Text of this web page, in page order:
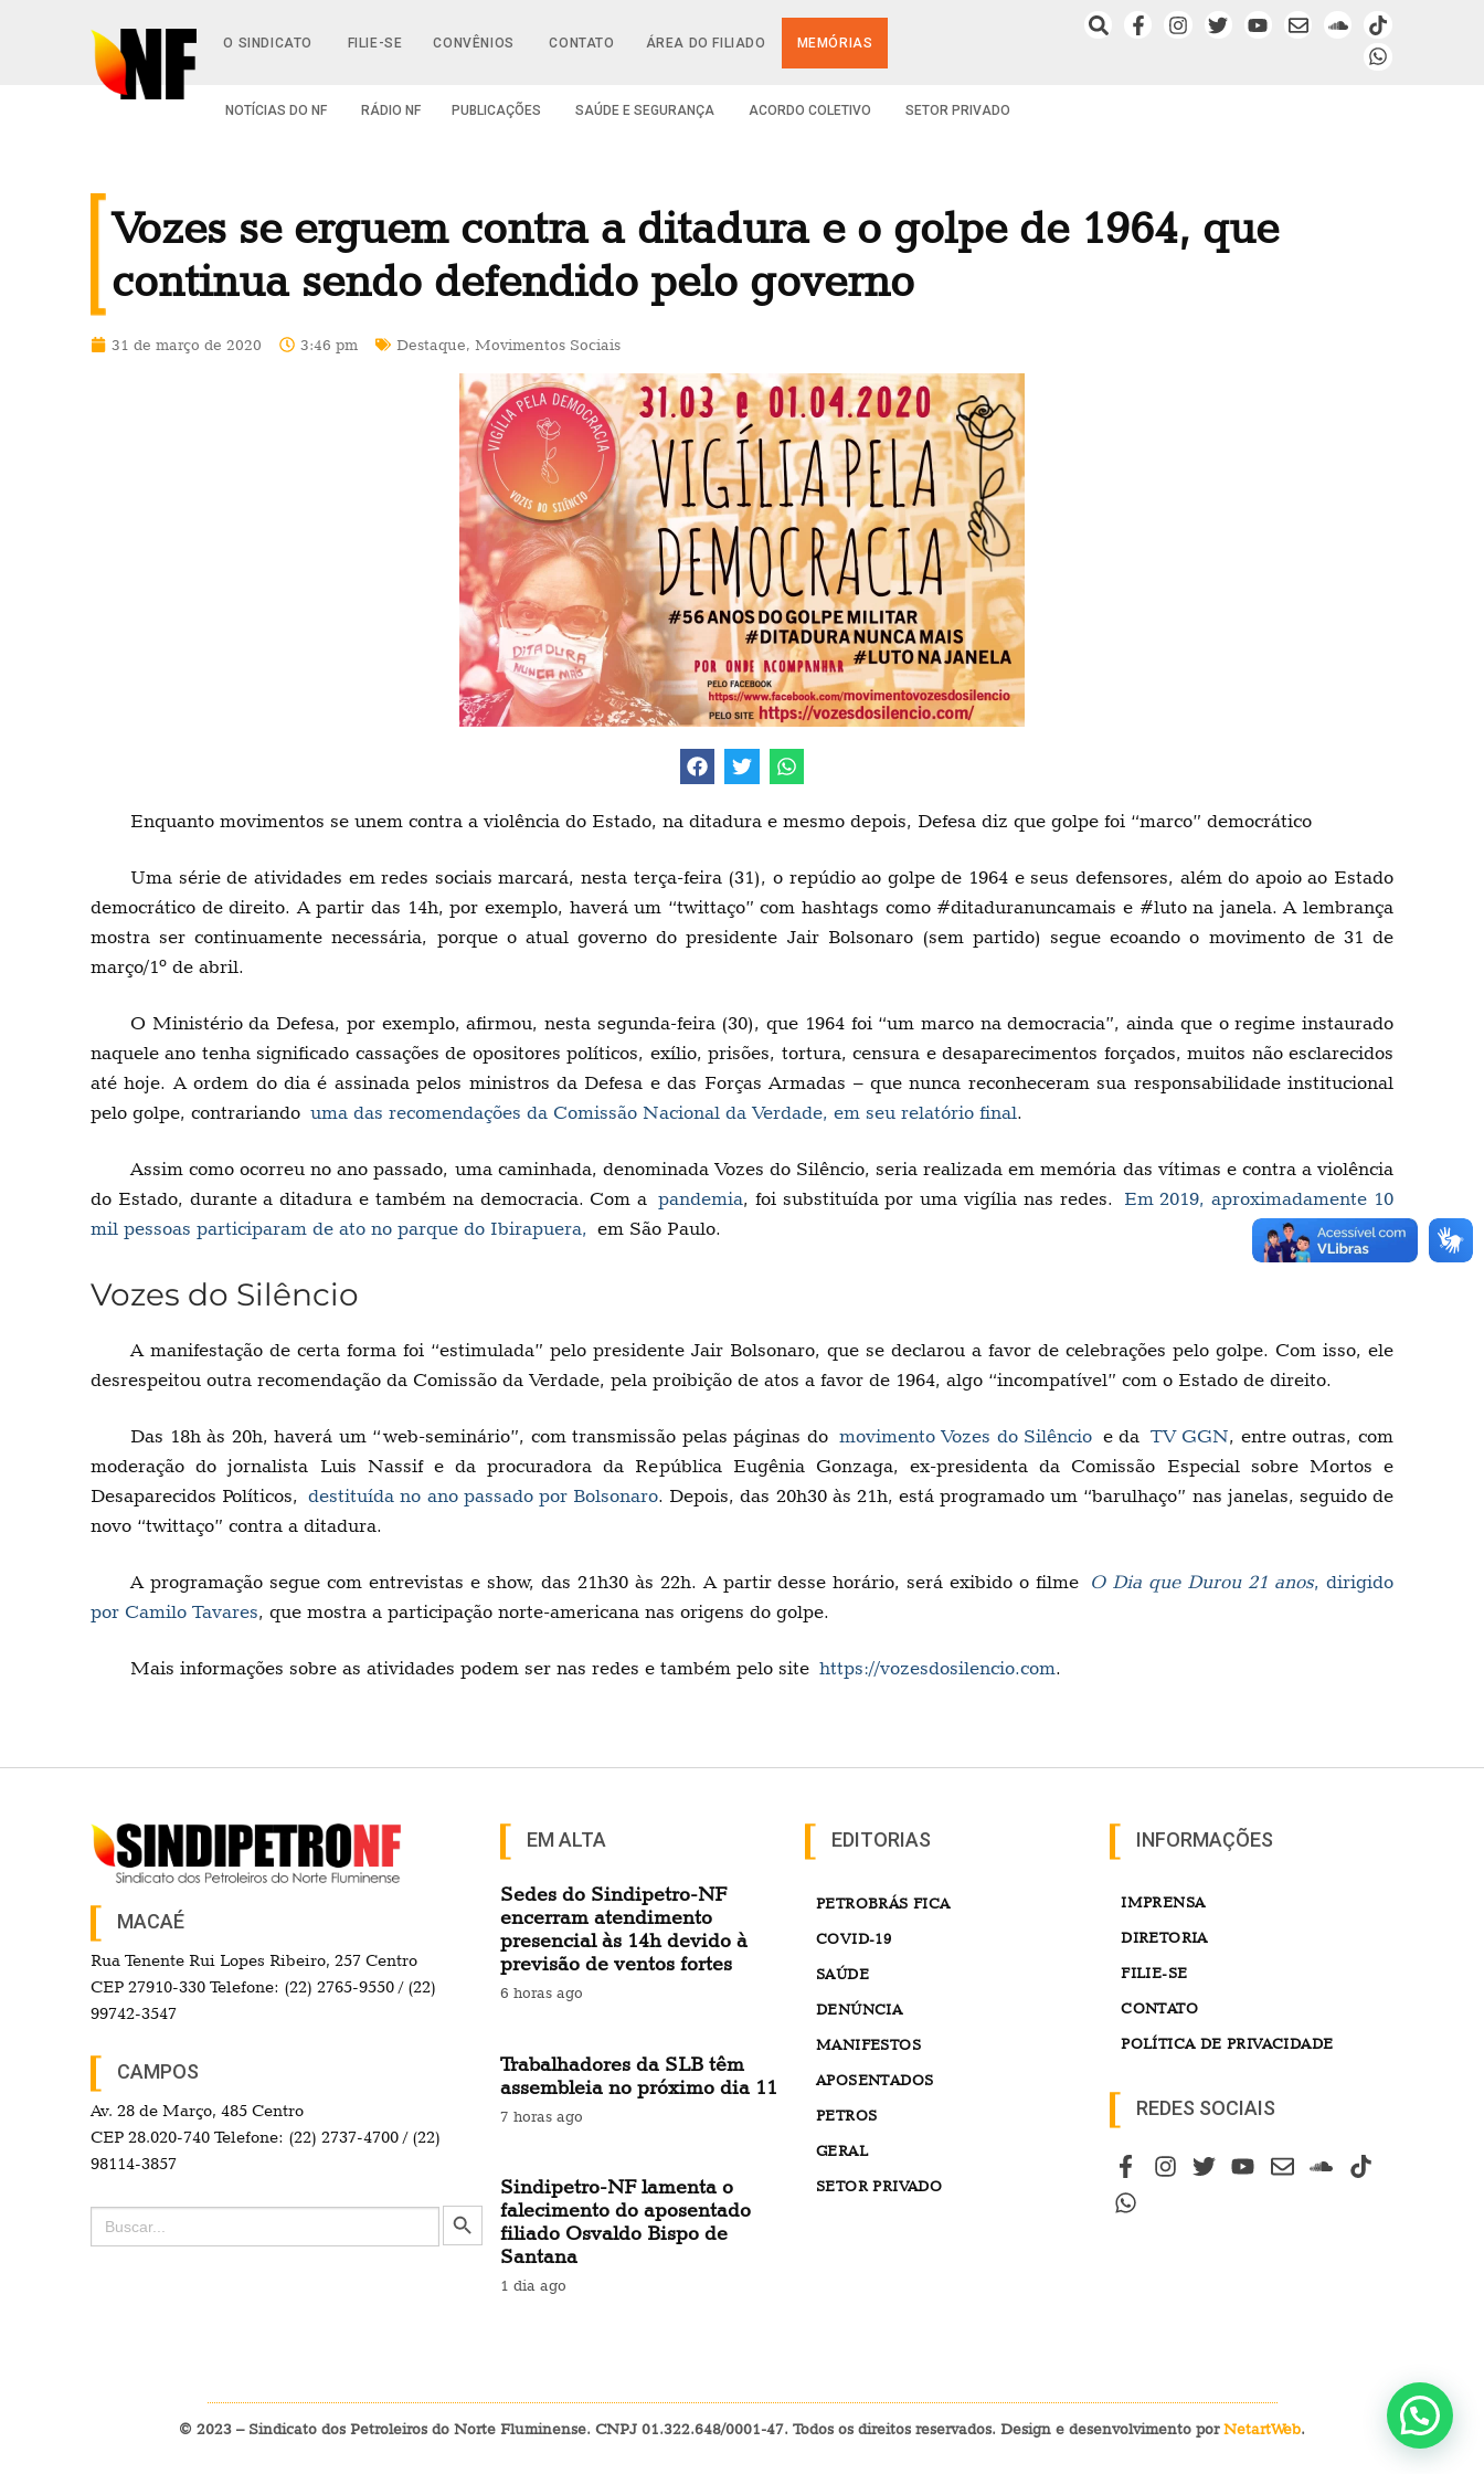
O SINDICATO FILIE-SE CONVÊNIOS CONTATO ÁREA DO FILIADO MEMÓRIAS
NOTÍCIAS DO NF RÁDIO NF PUBLICAÇÕES SAÚDE E SEGURANÇA ACORDO COLETIVO SETOR PRIVADO
Vozes se erguem contra a ditadura e o golpe de 1964, que
continua sendo defendido pelo governo
31 de março de 2020 3:46 pm Destaque, Movimentos Sociais
Enquanto movimentos se unem contra a violência do Estado, na ditadura e mesmo depois, Defesa diz que golpe foi “marco” democrático
Uma série de atividades em redes sociais marcará, nesta terça-feira (31), o repúdio ao golpe de 1964 e seus defensores, além do apoio ao Estado
democrático de direito. A partir das 14h, por exemplo, haverá um “twittaço” com hashtags como #ditaduranuncamais e #luto na janela. A lembrança
mostra ser continuamente necessária, porque o atual governo do presidente Jair Bolsonaro (sem partido) segue ecoando o movimento de 31 de
março/1º de abril.
O Ministério da Defesa, por exemplo, afirmou, nesta segunda-feira (30), que 1964 foi “um marco na democracia”, ainda que o regime instaurado
naquele ano tenha significado cassações de opositores políticos, exílio, prisões, tortura, censura e desaparecimentos forçados, muitos não esclarecidos
até hoje. A ordem do dia é assinada pelos ministros da Defesa e das Forças Armadas – que nunca reconheceram sua responsabilidade institucional
pelo golpe, contrariando uma das recomendações da Comissão Nacional da Verdade, em seu relatório final.
Assim como ocorreu no ano passado, uma caminhada, denominada Vozes do Silêncio, seria realizada em memória das vítimas e contra a violência
do Estado, durante a ditadura e também na democracia. Com a pandemia, foi substituída por uma vigília nas redes. Em 2019, aproximadamente 10
mil pessoas participaram de ato no parque do Ibirapuera, em São Paulo.
Vozes do Silêncio
A manifestação de certa forma foi “estimulada” pelo presidente Jair Bolsonaro, que se declarou a favor de celebrações pelo golpe. Com isso, ele
desrespeitou outra recomendação da Comissão da Verdade, pela proibição de atos a favor de 1964, algo “incompatível” com o Estado de direito.
Das 18h às 20h, haverá um “web-seminário”, com transmissão pelas páginas do movimento Vozes do Silêncio e da TV GGN, entre outras, com
moderação do jornalista Luis Nassif e da procuradora da República Eugênia Gonzaga, ex-presidenta da Comissão Especial sobre Mortos e
Desaparecidos Políticos,destituída no ano passado por Bolsonaro. Depois, das 20h30 às 21h, está programado um “barulhaço” nas janelas, seguido de
novo “twittaço” contra a ditadura.
A programação segue com entrevistas e show, das 21h30 às 22h. A partir desse horário, será exibido o filme O Dia que Durou 21 anos, dirigido
por Camilo Tavares, que mostra a participação norte-americana nas origens do golpe.
Mais informações sobre as atividades podem ser nas redes e também pelo site https://vozesdosilencio.com.
MACAÉ
Rua Tenente Rui Lopes Ribeiro, 257 Centro
CEP 27910-330 Telefone: (22) 2765-9550 / (22)
99742-3547
CAMPOS
Av. 28 de Março, 485 Centro
CEP 28.020-740 Telefone: (22) 2737-4700 / (22)
98114-3857
Search
for:
Search Button
EM ALTA
Sedes do Sindipetro-NF
encerram atendimento
presencial às 14h devido à
previsão de ventos fortes
6 horas ago
Trabalhadores da SLB têm
assembleia no próximo dia 11
7 horas ago
Sindipetro-NF lamenta o
falecimento do aposentado
filiado Osvaldo Bispo de
Santana
1 dia ago
EDITORIAS
PETROBRÁS FICA
COVID-19
SAÚDE
DENÚNCIA
MANIFESTOS
APOSENTADOS
PETROS
GERAL
SETOR PRIVADO
INFORMAÇÕES
IMPRENSA
DIRETORIA
FILIE-SE
CONTATO
POLÍTICA DE PRIVACIDADE
REDES SOCIAIS
© 2023 – Sindicato dos Petroleiros do Norte Fluminense. CNPJ 01.322.648/0001-47. Todos os direitos reservados. Design e desenvolvimento porNetartWeb.